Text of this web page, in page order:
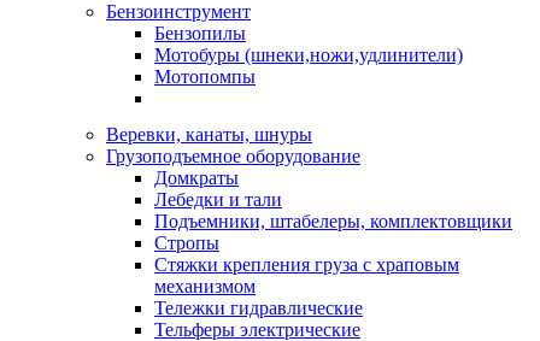
Бензоинструмент
Бензопилы
Мотобуры (шнеки,ножи,удлинители)
Мотопомпы
Веревки, канаты, шнуры
Грузоподъемное оборудование
Домкраты
Лебедки и тали
Подъемники, штабелеры, комплектовщики
Стропы
Стяжки крепления груза с храповым
механизмом
Тележки гидравлические
Тельферы электрические